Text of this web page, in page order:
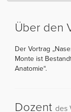
Über den
Der Vortrag
Monte ist
Anatomie“.
Dozent des